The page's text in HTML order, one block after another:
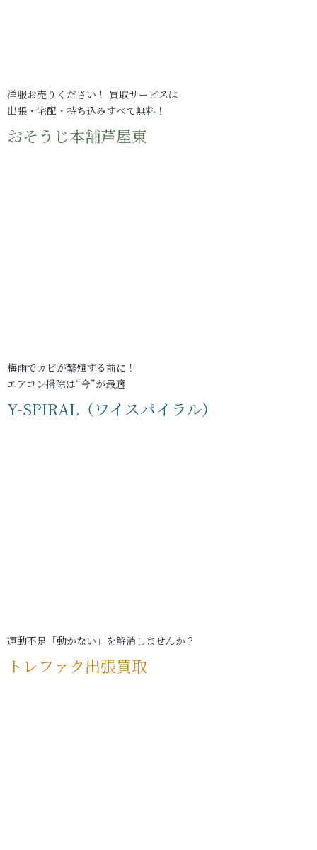
洋服お売りください！ 買取サービスは
出張・宅配・持ち込みすべて無料！
おそうじ本舗芦屋東
梅雨でカビが繁殖する前に！
エアコン掃除は“今”が最適
Y-SPIRAL（ワイスパイラル）
運動不足「動かない」を解消しませんか？
トレファク出張買取